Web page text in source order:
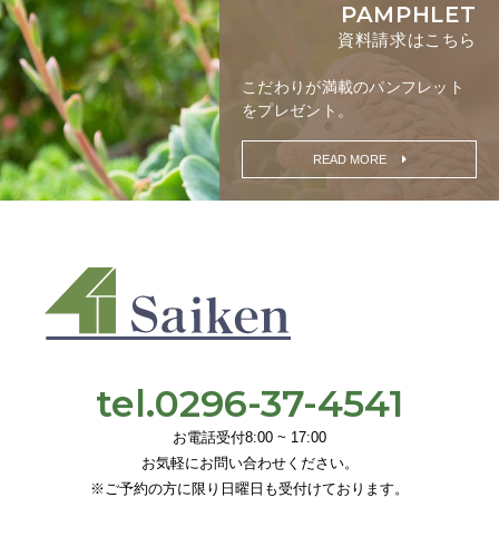
PAMPHLET
資料請求はこちら
こだわりが満載のパンフレット
をプレゼント。
READ MORE
tel.0296-37-4541
お電話受付8:00 ~ 17:00
お気軽にお問い合わせください。
※ご予約の方に限り日曜日も受付けております。